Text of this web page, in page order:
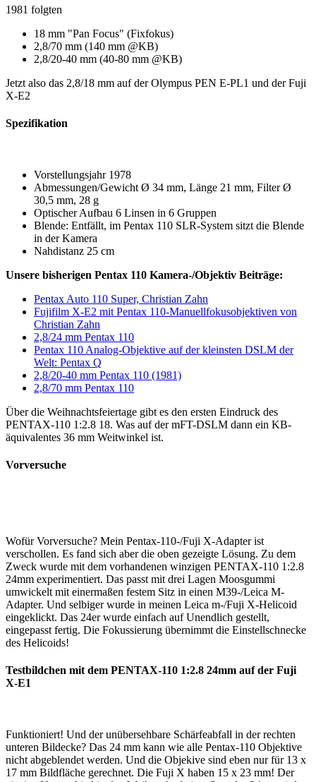
1981 folgten
18 mm "Pan Focus" (Fixfokus)
2,8/70 mm (140 mm @KB)
2,8/20-40 mm (40-80 mm @KB)
Jetzt also das 2,8/18 mm auf der Olympus PEN E-PL1 und der Fuji
X-E2
Spezifikation
Vorstellungsjahr 1978
Abmessungen/Gewicht Ø 34 mm, Länge 21 mm, Filter Ø
30,5 mm, 28 g
Optischer Aufbau 6 Linsen in 6 Gruppen
Blende: Entfällt, im Pentax 110 SLR-System sitzt die Blende
in der Kamera
Nahdistanz 25 cm
Unsere bisherigen Pentax 110 Kamera-/Objektiv Beiträge:
Pentax Auto 110 Super, Christian Zahn
Fujifilm X-E2 mit Pentax 110-Manuellfokusobjektiven von
Christian Zahn
2,8/24 mm Pentax 110
Pentax 110 Analog-Objektive auf der kleinsten DSLM der
Welt: Pentax Q
2,8/20-40 mm Pentax 110 (1981)
2,8/70 mm Pentax 110
Über die Weihnachtsfeiertage gibt es den ersten Eindruck des
PENTAX-110 1:2.8 18. Was auf der mFT-DSLM dann ein KB-
äquivalentes 36 mm Weitwinkel ist.
Vorversuche
Wofür Vorversuche? Mein Pentax-110-/Fuji X-Adapter ist
verschollen. Es fand sich aber die oben gezeigte Lösung. Zu dem
Zweck wurde mit dem vorhandenen winzigen PENTAX-110 1:2.8
24mm experimentiert. Das passt mit drei Lagen Moosgummi
umwickelt mit einermaßen festem Sitz in einen M39-/Leica M-
Adapter. Und selbiger wurde in meinen Leica m-/Fuji X-Helicoid
eingeklickt. Das 24er wurde einfach auf Unendlich gestellt,
eingepasst fertig. Die Fokussierung übernimmt die Einstellschnecke
des Helicoids!
Testbildchen mit dem PENTAX-110 1:2.8 24mm auf der Fuji
X-E1
Funktioniert! Und der unübersehbare Schärfeabfall in der rechten
unteren Bildecke? Das 24 mm kann wie alle Pentax-110 Objektive
nicht abgeblendet werden. Und die Objekive sind eben nur für 13 x
17 mm Bildfläche gerechnet. Die Fuji X haben 15 x 23 mm! Der